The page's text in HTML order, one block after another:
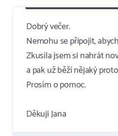
Dobrý večer.
Nemohu se připojit,
Zkusila jsem si nahrát
a pak už běží nějaký
Prosím o pomoc.
Děkuji Jana